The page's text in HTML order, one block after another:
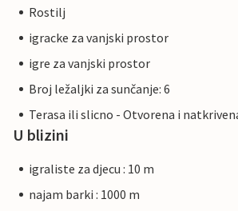
Rostilj
igracke za vanjski prostor
igre za vanjski prostor
Broj ležaljki za sunčanje: 6
Terasa ili slicno - Otvorena i
U blizini
igraliste za djecu : 10 m
najam barki : 1000 m